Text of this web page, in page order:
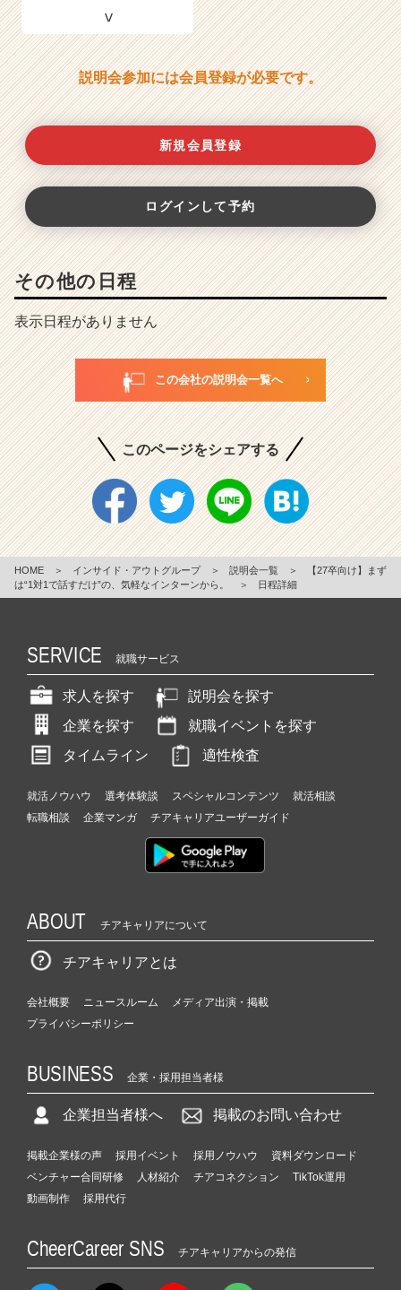
説明会参加には会員登録が必要です。
新規会員登録
ログインして予約
その他の日程
表示日程がありません
この会社の説明会一覧へ
このページをシェアする
HOME ＞ インサイド・アウトグループ ＞ 説明会一覧 ＞
【27卒向け】まず
は“1対1で話すだけ”の、気軽なインターンから。
＞ 日程詳細
SERVICE 就職サービス
求人を探す
説明会を探す
企業を探す
就職イベントを探す
タイムライン
適性検査
就活ノウハウ 選考体験談 スペシャルコンテンツ
就活相談
転職相談
企業マンガ チアキャリアユーザーガイド
ABOUT チアキャリアについて
チアキャリアとは
会社概要 ニュースルーム
メディア出演・掲載
プライバシーポリシー
BUSINESS 企業・採用担当者様
企業担当者様へ 掲載のお問い合わせ
掲載企業様の声 採用イベント 採用ノウハウ
資料ダウンロード
ベンチャー合同研修
人材紹介 チアコネクション
TikTok運用
動画制作
採用代行
CheerCareer SNS チアキャリアからの発信